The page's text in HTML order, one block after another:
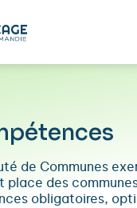
de Communes
place des
obligatoires,